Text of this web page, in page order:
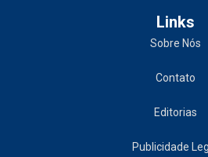
Links
Sobre Nós
Contato
Editorias
Publicidade